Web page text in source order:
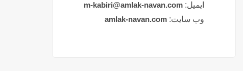
ایمیل: m-kabiri@amlak-navan.com
وب سایت: amlak-navan.com